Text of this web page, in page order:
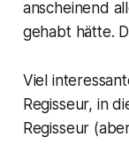
anscheinend
gehabt hätte.
Viel
Regisseur, in
Regisseur